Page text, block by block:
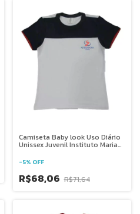
Camiseta Baby look Uso Diário
Unissex Juvenil Instituto Maria
-5% OFF
R$68,06 R$71,64